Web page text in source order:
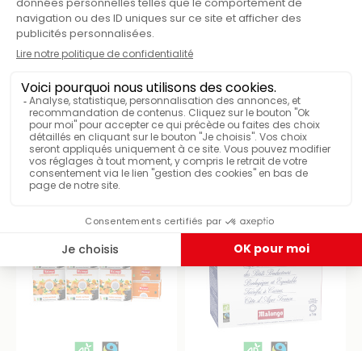
Commerce équitable
REFORMA
6,85 €
ASUNTA
6,85 €
160 doses